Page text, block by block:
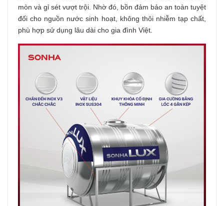
mòn và gỉ sét vượt trội. Nhờ đó, bồn đảm bảo an toàn tuyệt
đối cho nguồn nước sinh hoạt, không thôi nhiễm tạp chất,
phù hợp sử dụng lâu dài cho gia đình Việt.